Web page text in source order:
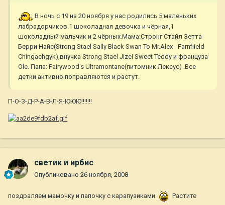
В ночь с 19 на 20 ноября у нас родились 5 маленьких
лабрадорчиков.1 шоколадная девочка и чёрная,1
шоколадный мальчик и 2 чёрных.Мама:Стронг Стайл Зетта
Берри Найс(Strong Stael Sally Black Swan To Mr.Alex - Farnfiield
Chingachgyk),внучка Strong Stael Jizel Sweet Teddy и француза
Ole. Папа: Fairywood's Ultramontane(питомник Лексус) .Все
детки активно поправляются и растут.
П-О-З-Д-Р-А-В-Л-Я-ЮЮЮ!!!!!!!
светик и ирбис
Опубликовано 26 ноября, 2008
поздраляем мамочку и папочку с карапузиками
Растите